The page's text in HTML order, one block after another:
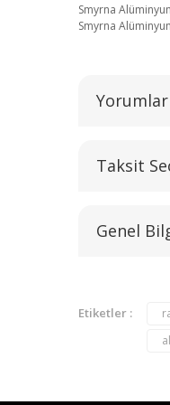
Smyrna
Smyrna
Yorumlar
Taksit
Genel
Etiketler :